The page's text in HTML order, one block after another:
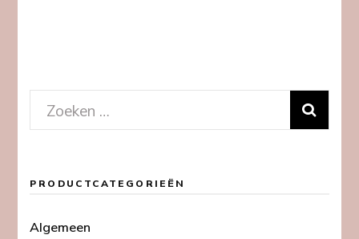
Zoeken
naar:
PRODUCTCATEGORIEËN
Algemeen